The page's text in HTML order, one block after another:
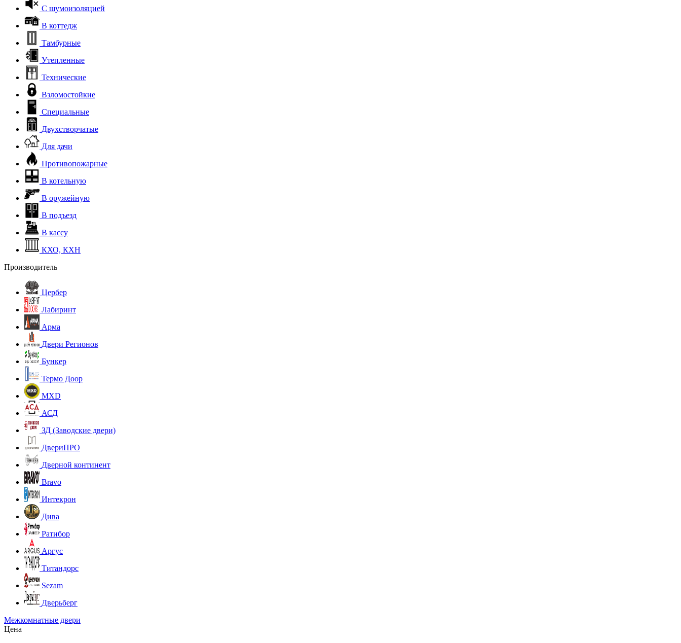
С шумоизоляцией
В коттедж
Тамбурные
Утепленные
Технические
Взломостойкие
Специальные
Двухстворчатые
Для дачи
Противопожарные
В котельную
В оружейную
В подъезд
В кассу
КХО, КХН
Производитель
Цербер
Лабиринт
Арма
Двери Регионов
Бункер
Термо Доор
MXD
АСД
ЗД (Заводские двери)
ДвериПРО
Дверной континент
Bravo
Интекрон
Дива
Ратибор
Аргус
Титандорс
Sezam
Дверьберг
Межкомнатные двери
Цена